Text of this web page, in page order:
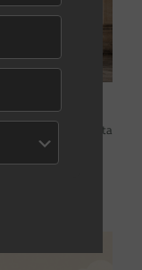
cultural não basta